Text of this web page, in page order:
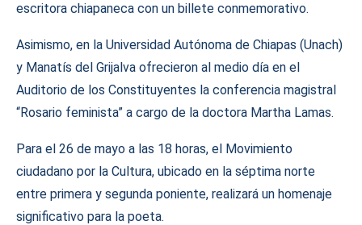
escritora chiapaneca con un billete conmemorativo.
Asimismo, en la Universidad Autónoma de Chiapas (Unach)
y Manatís del Grijalva ofrecieron al medio día en el
Auditorio de los Constituyentes la conferencia magistral
“Rosario feminista” a cargo de la doctora Martha Lamas.
Para el 26 de mayo a las 18 horas, el Movimiento
ciudadano por la Cultura, ubicado en la séptima norte
entre primera y segunda poniente, realizará un homenaje
significativo para la poeta.